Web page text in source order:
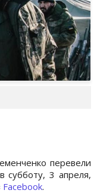
перевели
3 апреля,
Facebook.